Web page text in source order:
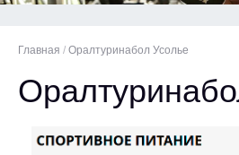
Главная / Оралтуринабол Усолье